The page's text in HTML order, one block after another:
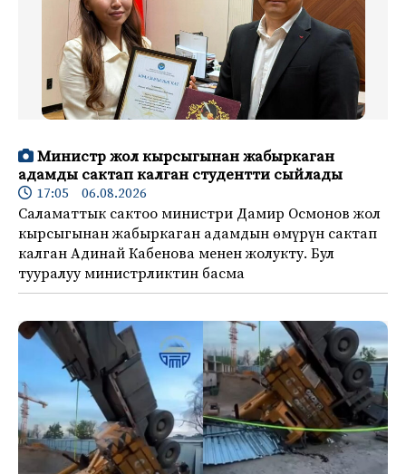
Министр жол кырсыгынан жабыркаган
адамды сактап калган студентти сыйлады
17:05 06.08.2026
Саламаттык сактоо министри Дамир Осмонов жол
кырсыгынан жабыркаган адамдын өмүрүн сактап
калган Адинай Кабенова менен жолукту. Бул
тууралуу министрликтин басма